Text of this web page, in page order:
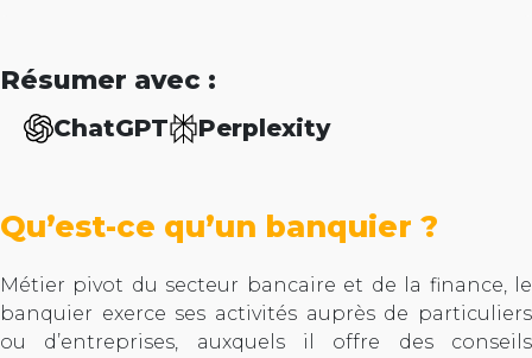
Résumer avec :
ChatGPT Perplexity
Qu’est-ce qu’un banquier ?
Métier pivot du secteur bancaire et de la finance, le
banquier exerce ses activités auprès de particuliers
ou d’entreprises, auxquels il offre des conseils